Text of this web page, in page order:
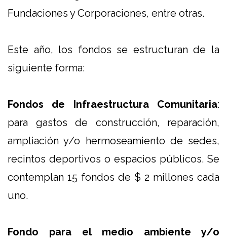
Fundaciones y Corporaciones, entre otras.
Este año, los fondos se estructuran de la
siguiente forma:
Fondos de Infraestructura Comunitaria:
para gastos de construcción, reparación,
ampliación y/o hermoseamiento de sedes,
recintos deportivos o espacios públicos. Se
contemplan 15 fondos de $ 2 millones cada
uno.
Fondo para el medio ambiente y/o